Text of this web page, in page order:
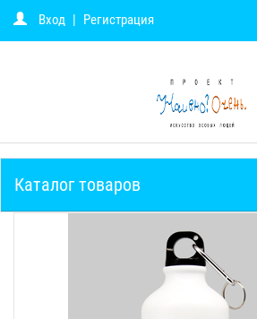
Вход | Регистрация
Каталог товаров